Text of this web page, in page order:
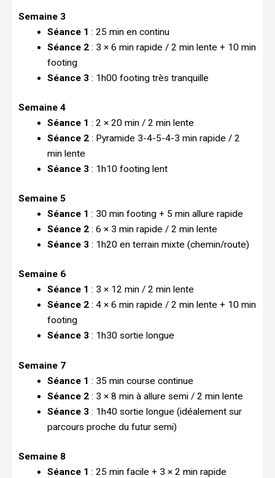
Semaine 3
Séance 1 : 25 min en continu
Séance 2: 3 × 6 min rapide / 2 min lente + 10 min
footing
Séance 3: 1h00 footing très tranquille
Semaine 4
Séance 1 : 2 × 20 min / 2 min lente
Séance 2: Pyramide 3-4-5-4-3 min rapide / 2
min lente
Séance 3: 1h10 footing lent
Semaine 5
Séance 1 : 30 min footing + 5 min allure rapide
Séance 2: 6 × 3 min rapide / 2 min lente
Séance 3: 1h20 en terrain mixte (chemin/route)
Semaine 6
Séance 1 : 3 × 12 min / 2 min lente
Séance 2: 4 × 6 min rapide / 2 min lente + 10 min
footing
Séance 3: 1h30 sortie longue
Semaine 7
Séance 1 : 35 min course continue
Séance 2: 3 × 8 min à allure semi / 2 min lente
Séance 3: 1h40 sortie longue (idéalement sur
parcours proche du futur semi)
Semaine 8
Séance 1 : 25 min facile + 3 × 2 min rapide